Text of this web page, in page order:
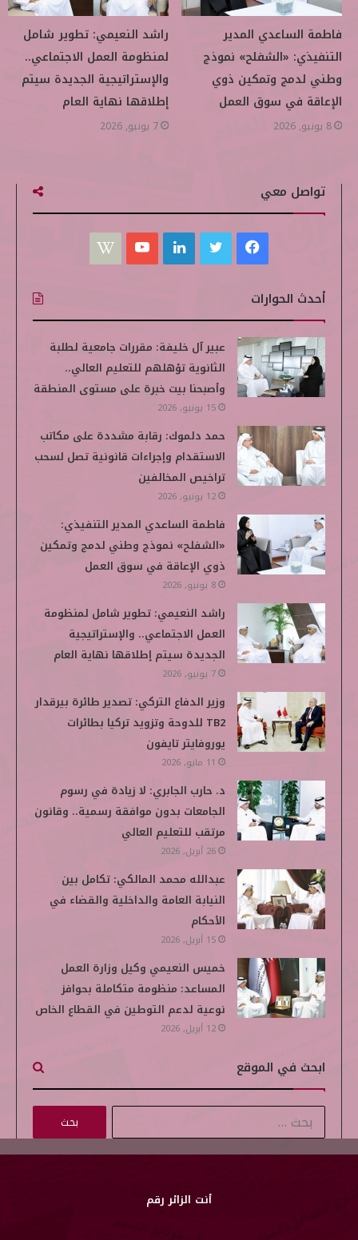
فاطمة الساعدي المدير
التنفيذي: «الشفلح» نموذج
وطني لدمج وتمكين ذوي
الإعاقة في سوق العمل
8 يونيو, 2026
راشد النعيمي: تطوير شامل
لمنظومة العمل الاجتماعي..
والإستراتيجية الجديدة سيتم
إطلاقها نهاية العام
7 يونيو, 2026
تواصل معي
ب
و
ت
ر
ك
د
إ
ن
ي
و
i
p
d
أحدث الحوارات
عبير آل خليفة: مقررات جامعية لطلبة
الثانوية تؤهلهم للتعليم العالي..
وأصبحنا بيت خبرة على مستوى المنطقة
15 يونيو, 2026
حمد دلموك: رقابة مشددة على مكاتب
الاستقدام وإجراءات قانونية تصل لسحب
تراخيص المخالفين
12 يونيو, 2026
فاطمة الساعدي المدير التنفيذي:
«الشفلح» نموذج وطني لدمج وتمكين
ذوي الإعاقة في سوق العمل
8 يونيو, 2026
راشد النعيمي: تطوير شامل لمنظومة
العمل الاجتماعي.. والإستراتيجية
الجديدة سيتم إطلاقها نهاية العام
7 يونيو, 2026
وزير الدفاع التركي: تصدير طائرة بيرقدار
TB2 للدوحة وتزويد تركيا بطائرات
يوروفايتر تايفون
11 مايو, 2026
د. حارب الجابري: لا زيادة في رسوم
الجامعات بدون موافقة رسمية.. وقانون
مرتقب للتعليم العالي
26 أبريل, 2026
عبدالله محمد المالكي: تكامل بين
النيابة العامة والداخلية والقضاء في
الأحكام
15 أبريل, 2026
خميس النعيمي وكيل وزارة العمل
المساعد: منظومة متكاملة بحوافز
نوعية لدعم التوطين في القطاع الخاص
12 أبريل, 2026
ابحث في الموقع
ل
ب
أنت الزائر رقم